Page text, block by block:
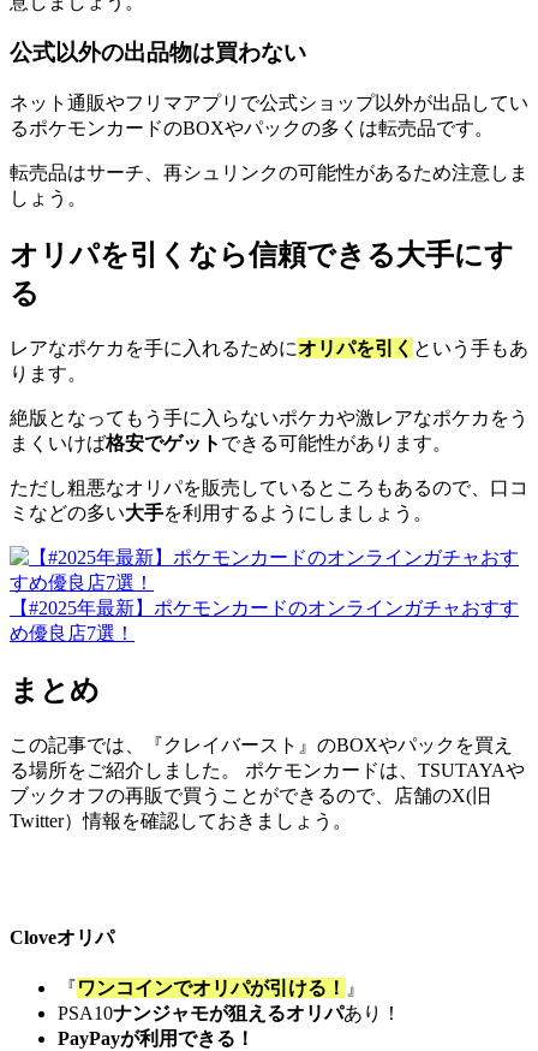
公式以外の出品物は買わない
ネット通販やフリマアプリで公式ショップ以外が出品してい
るポケモンカードのBOXやパックの多くは転売品です。
転売品はサーチ、再シュリンクの可能性があるため注意しま
しょう。
オリパを引くなら信頼できる大手にす
る
レアなポケカを手に入れるためにオリパを引く という手もあ
ります。
絶版となってもう手に入らないポケカや激レアなポケカをう
まくいけば格安でゲット できる可能性があります。
ただし粗悪なオリパを販売しているところもあるので、口コ
ミなどの多い大手を利用するようにしましょう。
【#2025年最新】ポケモンカードのオンラインガチャおすす
め優良店7選！
まとめ
この記事では、『クレイバースト』のBOXやパックを買え
る場所をご紹介しました。 ポケモンカードは、TSUTAYAや
ブックオフの再販で買うことができるので、店舗のX(旧
Twitter）情報を確認しておきましょう。
Cloveオリパ
『ワンコインでオリパが引ける！ 』
PSA10ナンジャモが狙えるオリパあり！
PayPayが利用できる！